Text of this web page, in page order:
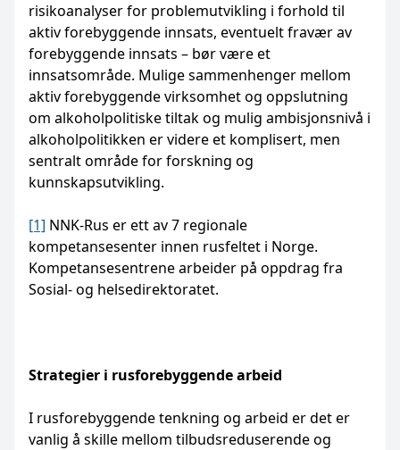
risikoanalyser for problemutvikling i forhold til
aktiv forebyggende innsats, eventuelt fravær av
forebyggende innsats – bør være et
innsatsområde. Mulige sammenhenger mellom
aktiv forebyggende virksomhet og oppslutning
om alkoholpolitiske tiltak og mulig ambisjonsnivå i
alkoholpolitikken er videre et komplisert, men
sentralt område for forskning og
kunnskapsutvikling.
[1] NNK-Rus er ett av 7 regionale
kompetansesenter innen rusfeltet i Norge.
Kompetansesentrene arbeider på oppdrag fra
Sosial- og helsedirektoratet.
Strategier i rusforebyggende arbeid
I rusforebyggende tenkning og arbeid er det er
vanlig å skille mellom tilbudsreduserende og